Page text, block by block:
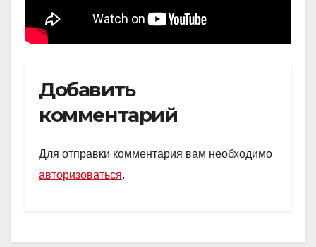
Добавить
комментарий
Для отправки комментария вам необходимо
авторизоваться.